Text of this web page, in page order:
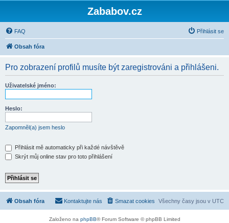
Zababov.cz
FAQ Přihlásit se
Obsah fóra
Pro zobrazení profilů musíte být zaregistrováni a přihlášeni.
Uživatelské jméno:
Heslo:
Zapomněl(a) jsem heslo
Přihlásit mě automaticky při každé návštěvě
Skrýt můj online stav pro toto přihlášení
Obsah fóra Všechny časy jsou v UTC
Smazat cookies
Kontaktujte nás
Založeno na phpBB® Forum Software © phpBB Limited